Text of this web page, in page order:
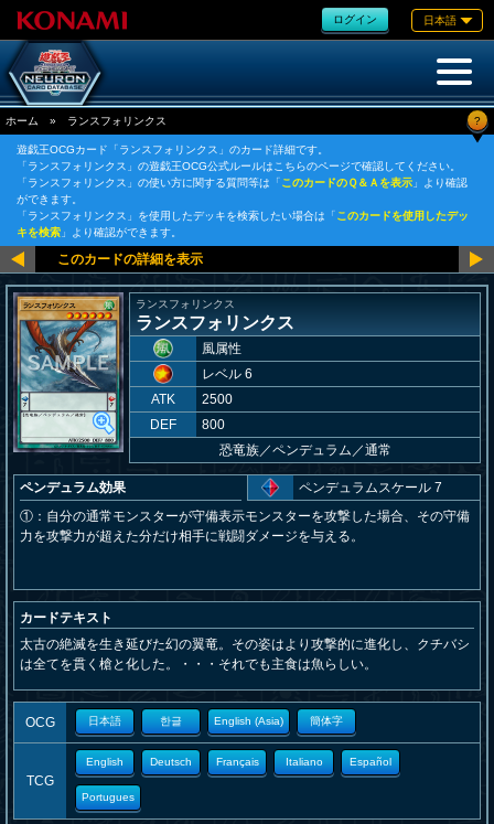
ログイン 日本語
ホーム » ランスフォリンクス ?
遊戯王OCGカード「ランスフォリンクス」のカード詳細です。
「ランスフォリンクス」の遊戯王OCG公式ルールはこちらのページで確認してください。
「ランスフォリンクス」の使い方に関する質問等は「このカードのＱ＆Ａを表示 」より確認
ができます。
「ランスフォリンクス」を使用したデッキを検索したい場合は「このカードを使用したデッ
キを検索 」より確認ができます。
ランスフォリンクス
ランスフォリンクス
風属性
レベル 6
ATK
2500
DEF
800
恐竜族／ペンデュラム／通常
ペンデュラム効果
ペンデュラムスケール 7
①：自分の通常モンスターが守備表示モンスターを攻撃した場合、その守備
力を攻撃力が超えた分だけ相手に戦闘ダメージを与える。
カードテキスト
太古の絶滅を生き延びた幻の翼竜。その姿はより攻撃的に進化し、クチバシ
は全てを貫く槍と化した。・・・それでも主食は魚らしい。
OCG 日本語 한글 English (Asia) 簡体字
TCG
English Deutsch Français Italiano Español
Portugues